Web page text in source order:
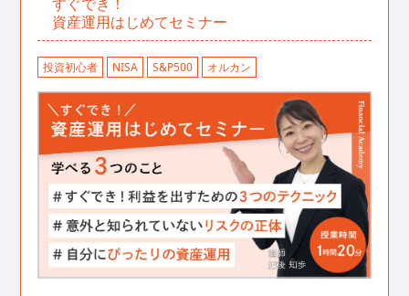
まった
投資信託スクール体験セミナーの詳細を見る
資産運用はじめてセミナー
投資初心者 NISA S&P500 オルカン